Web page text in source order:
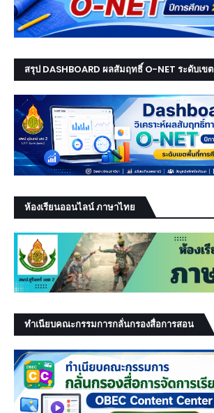
สรุป DASHBOARD ผลสัมฤทธิ์ O-NET ระดับเขต
ห้องเรียนออนไลน์ ภาษาไทย
ทำเนียบคณะกรรมการกลั่นกรองสื่อการสอน